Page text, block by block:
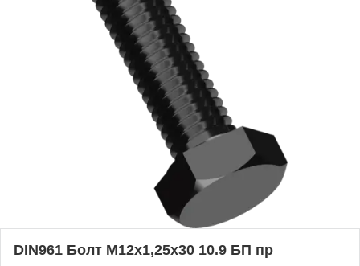
DIN961 Болт М12х1,25х30 10.9 БП пр